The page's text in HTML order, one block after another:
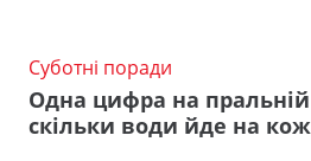
Суботні поради
Одна цифра на
скільки води йде на